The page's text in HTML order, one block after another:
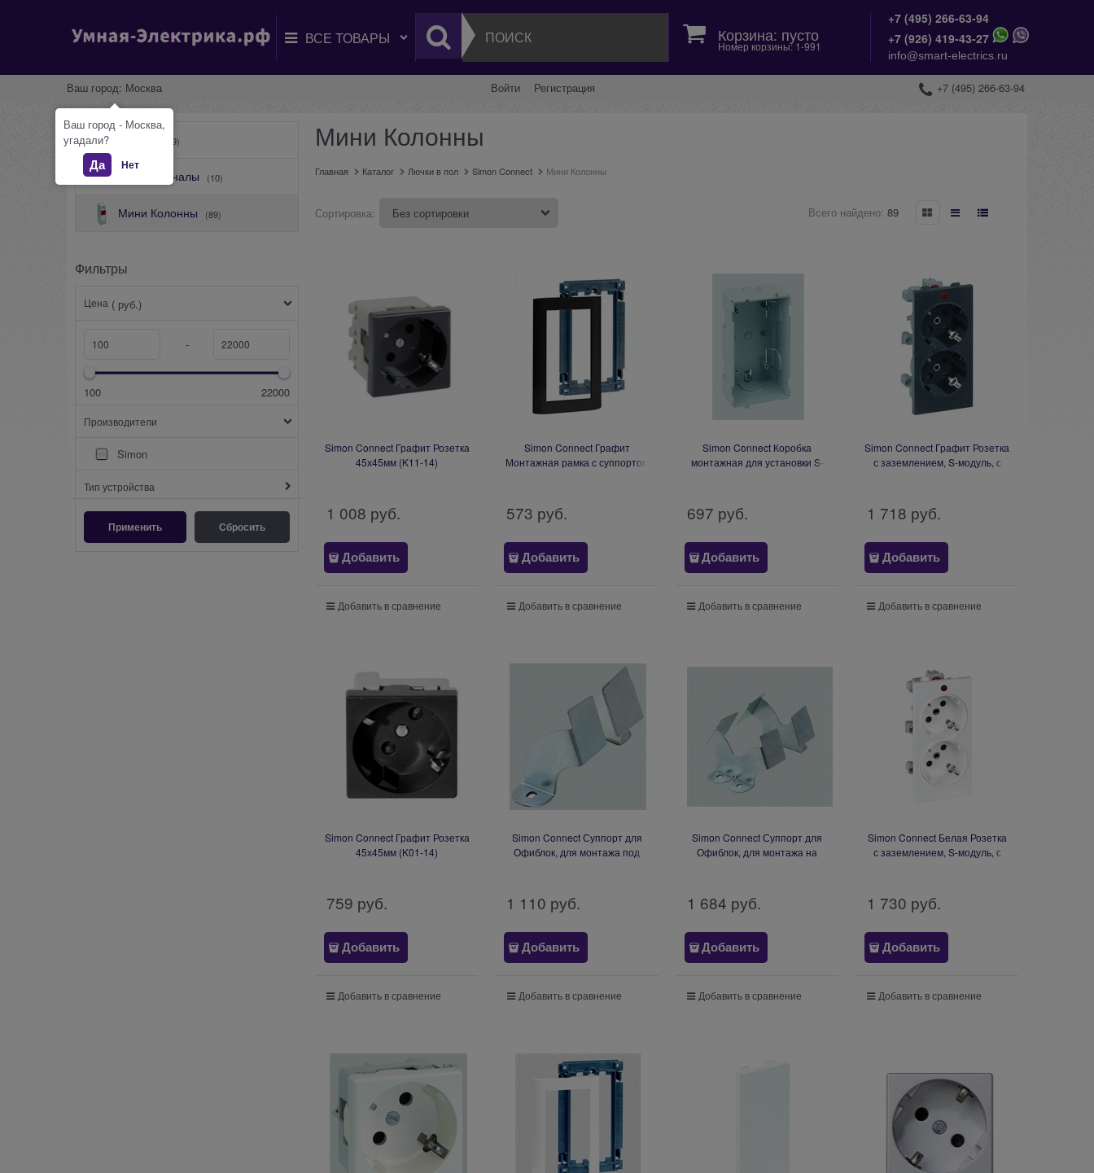
Корзина: пусто
Номер корзины: 1-991
+7 (495) 266-63-94
+7 (926) 419-43-27
info@smart-electrics.ru
Ваш город: Москва Войти Регистрация +7 (495) 266-63-94
(109)
Кабель-каналы (10)
Мини Колонны (89)
Фильтры
Цена ( руб.)
-
100 22000
Производители
Simon
Тип устройства
Мини Колонны
Главная Каталог Лючки в пол Simon Connect Мини Колонны
Сортировка: Всего найдено: 89
Simon Connect Графит Розетка
45х45мм (K11-14)
1 008 руб.
Добавить
Добавить в сравнение
Simon Connect Графит
Монтажная рамка с суппортом
573 руб.
Добавить
Добавить в сравнение
Simon Connect Коробка
монтажная для установки S-
697 руб.
Добавить
Добавить в сравнение
Simon Connect Графит Розетка
с заземлением, S-модуль, с
1 718 руб.
Добавить
Добавить в сравнение
Simon Connect Графит Розетка
45х45мм (K01-14)
759 руб.
Добавить
Добавить в сравнение
Simon Connect Суппорт для
Офиблок, для монтажа под
1 110 руб.
Добавить
Добавить в сравнение
Simon Connect Суппорт для
Офиблок, для монтажа на
1 684 руб.
Добавить
Добавить в сравнение
Simon Connect Белая Розетка
с заземлением, S-модуль, с
1 730 руб.
Добавить
Добавить в сравнение
Ваш город - Москва,
угадали?
Да Нет